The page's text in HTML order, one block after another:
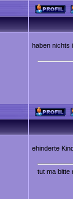
haben nichts
ehinderte
tut ma bitte